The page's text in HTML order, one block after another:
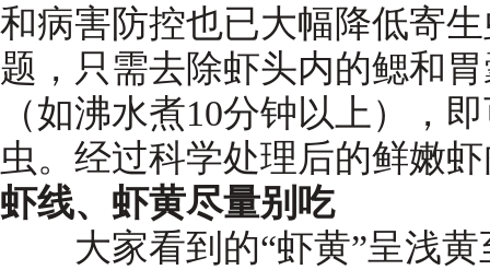
和病害防控也已大幅降低寄
题，只需去除虾头内的鳃和
（如沸水煮10分钟以上），
虫。经过科学处理后的鲜嫩
虾线、虾黄尽量别吃
大家看到的“虾黄”呈浅黄